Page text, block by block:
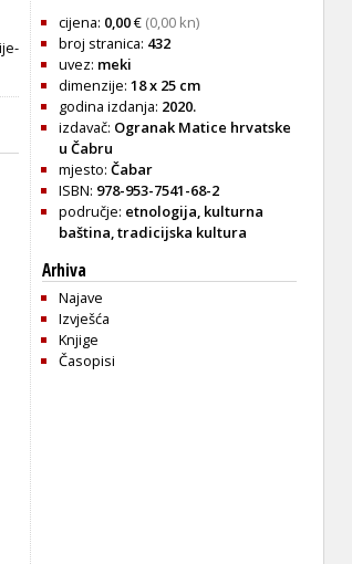
cijena: 0,00€ (0,00 kn)
broj stranica: 432
uvez: meki
dimenzije: 18 x 25 cm
godina izdanja: 2020.
izdavač: Ogranak Matice hrvatske
u Čabru
mjesto: Čabar
ISBN: 978-953-7541-68-2
područje: etnologija, kulturna
baština,tradicijska kultura
Arhiva
Najave
Izvješća
Knjige
Časopisi